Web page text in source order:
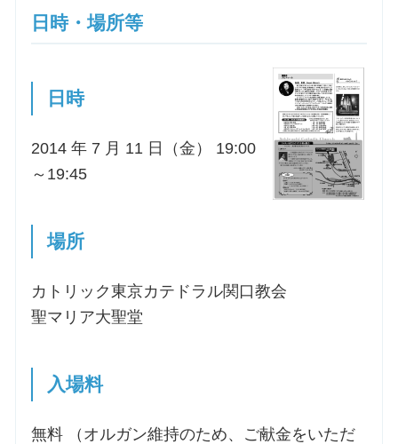
日時・場所等
日時
2014 年 7 月 11 日（金） 19:00
～19:45
場所
カトリック東京カテドラル関口教会
聖マリア大聖堂
入場料
無料 （オルガン維持のため、ご献金をいただ